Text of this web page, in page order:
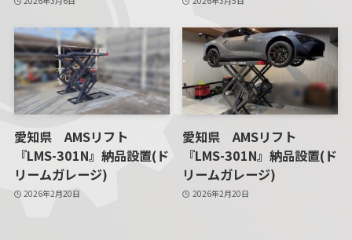
愛知県 AMSリフト
『LMS-301N』納品設置(ド
リームガレージ)
2026年2月20日
愛知県 AMSリフト
『LMS-301N』納品設置(ド
リームガレージ)
2026年2月20日